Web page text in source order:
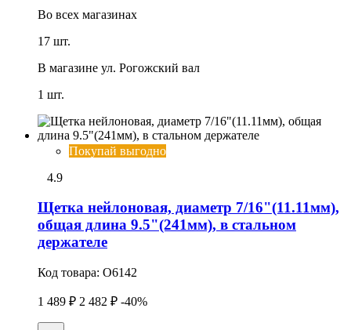
Во всех магазинах
17 шт.
В магазине ул. Рогожский вал
1 шт.
Покупай выгодно
4.9
Щетка нейлоновая, диаметр 7/16"(11.11мм),
общая длина 9.5"(241мм), в стальном
держателе
Код товара: O6142
1 489 ₽ 2 482 ₽ -40%